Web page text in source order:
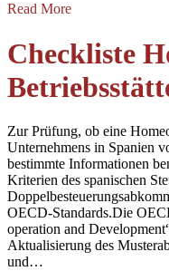
Read More
Checkliste
Zur Prüfung, ob eine
Unternehmens in Spanien
bestimmte Informationen
Kriterien des spanischen
OECD-Standards.Die
operation and
Aktualisierung des
und…